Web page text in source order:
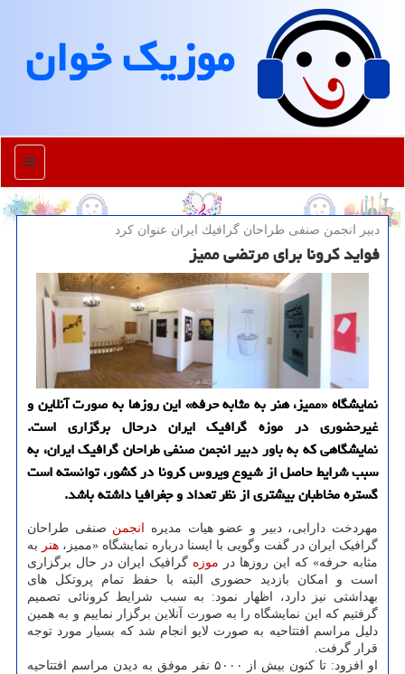
موزیك خوان
منو
دبیر انجمن صنفی طراحان گرافیك ایران عنوان كرد
فواید كرونا برای مرتضی ممیز
نمایشگاه «ممیز، هنر به مثابه حرفه» این روزها به صورت آنلاین و
غیرحضوری در موزه گرافیك ایران درحال برگزاری است.
نمایشگاهی كه به باور دبیر انجمن صنفی طراحان گرافیك ایران، به
سبب شرایط حاصل از شیوع ویروس كرونا در كشور، توانسته است
گستره مخاطبان بیشتری از نظر تعداد و جغرافیا داشته باشد.
مهردخت دارابی، دبیر و عضو هیات مدیره انجمن صنفی طراحان
گرافیک ایران در گفت وگویی با ایسنا درباره نمایشگاه «ممیز، هنر به
مثابه حرفه» که این روزها در موزه گرافیک ایران در حال برگزاری
است و امکان بازدید حضوری البته با حفظ تمام پروتکل های
بهداشتی نیز دارد، اظهار نمود: به سبب شرایط کرونائی تصمیم
گرفتیم که این نمایشگاه را به صورت آنلاین برگزار نماییم و به همین
دلیل مراسم افتتاحیه به صورت لایو انجام شد که بسیار مورد توجه
قرار گرفت.
او افزود: تا کنون بیش از ۵۰۰۰ نفر موفق به دیدن مراسم افتتاحیه